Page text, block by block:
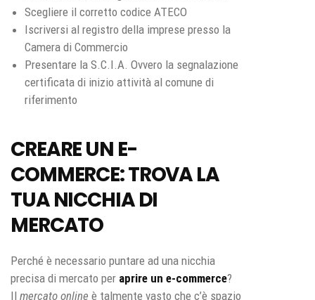
Scegliere il corretto codice ATECO
Iscriversi al registro della imprese presso la
Camera di Commercio
Presentare la S.C.I.A. Ovvero la segnalazione
certificata di inizio attività al comune di
riferimento
CREARE UN E-
COMMERCE: TROVA LA
TUA NICCHIA DI
MERCATO
Perché è necessario puntare ad una nicchia
precisa di mercato per aprire un e-commerce?
Il mercato online è talmente vasto che c’è spazio